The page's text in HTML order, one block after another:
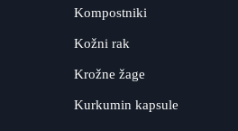
Kompostniki
Kožni rak
Krožne žage
Kurkumin kapsule